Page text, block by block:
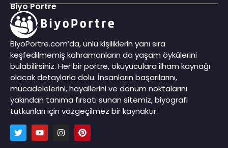
Biyo Portre
BiyoPortre.com’da, ünlü kişiliklerin yanı sıra
keşfedilmemiş kahramanların da yaşam öykülerini
bulabilirsiniz. Her bir portre, okuyuculara ilham kaynağı
olacak detaylarla dolu. İnsanların başarılarını,
mücadelelerini, hayallerini ve dönüm noktalarını
yakından tanıma fırsatı sunan sitemiz, biyografi
tutkunları için vazgeçilmez bir kaynaktır.